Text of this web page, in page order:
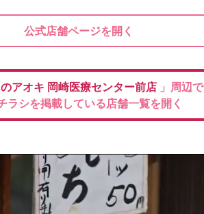
公式店舗ページを開く
アオキ 岡崎医療センター前店 」周辺で
ラシを掲載している店舗一覧を開く